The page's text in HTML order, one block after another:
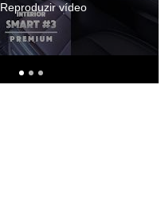
Reproduzir vídeo